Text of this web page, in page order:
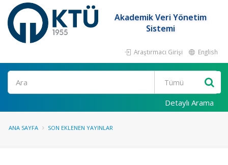
Akademik Veri Yönetim
Sistemi
Araştırmacı Girişi English
Ara
Detaylı Arama
ANA SAYFA SON EKLENEN YAYINLAR